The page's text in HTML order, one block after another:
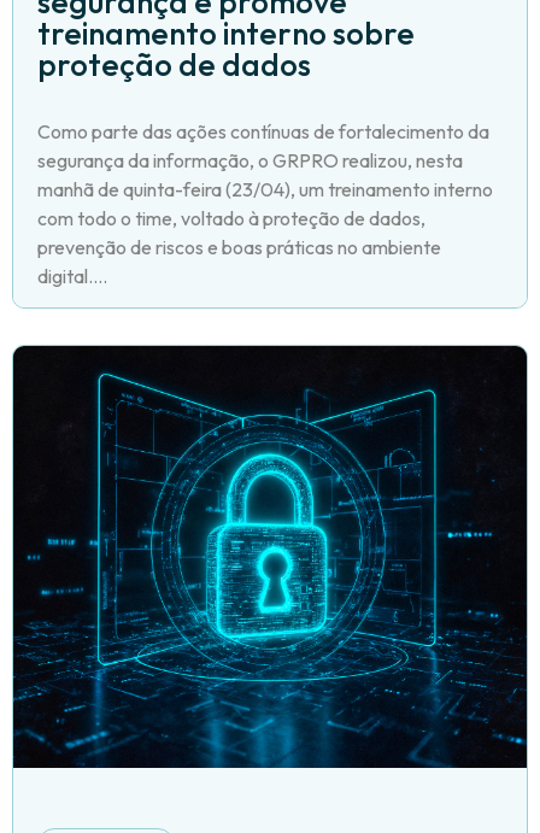
treinamento interno sobre
proteção de dados
Como parte das ações contínuas de fortalecimento da
segurança da informação, o GRPRO realizou, nesta
manhã de quinta-feira (23/04), um treinamento interno
com todo o time, voltado à proteção de dados,
prevenção de riscos e boas práticas no ambiente
digital....